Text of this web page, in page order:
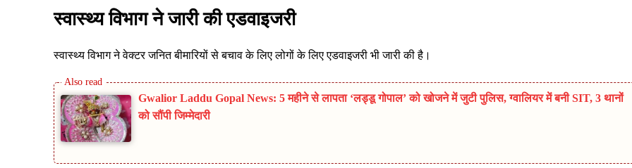
स्वास्थ्य विभाग ने जारी की एडवाइजरी
स्वास्थ्य विभाग ने वेक्टर जनित बीमारियों से बचाव के लिए लोगों के लिए एडवाइजरी भी जारी की है।
Gwalior Laddu Gopal News: 5 महीने से लापता ‘लड्डू गोपाल’ को खोजने में जुटी पुलिस, ग्वालियर में बनी SIT, 3 थानों
को सौंपी जिम्मेदारी